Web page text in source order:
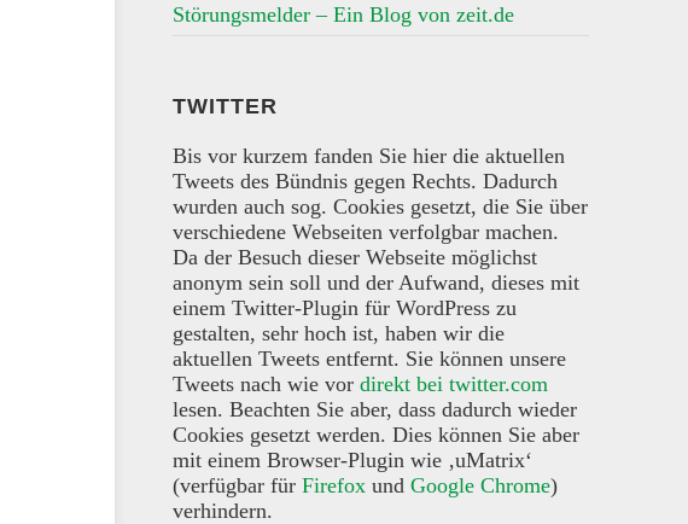
Störungsmelder – Ein Blog von zeit.de
TWITTER
Bis vor kurzem fanden Sie hier die aktuellen
Tweets des Bündnis gegen Rechts. Dadurch
wurden auch sog. Cookies gesetzt, die Sie über
verschiedene Webseiten verfolgbar machen.
Da der Besuch dieser Webseite möglichst
anonym sein soll und der Aufwand, dieses mit
einem Twitter-Plugin für WordPress zu
gestalten, sehr hoch ist, haben wir die
aktuellen Tweets entfernt. Sie können unsere
Tweets nach wie vordirekt bei twitter.com
lesen. Beachten Sie aber, dass dadurch wieder
Cookies gesetzt werden. Dies können Sie aber
mit einem Browser-Plugin wie ‚uMatrix‘
(verfügbar fürFirefox undGoogle Chrome)
verhindern.